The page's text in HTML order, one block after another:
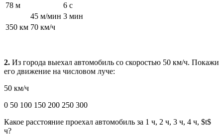
78 м
6 с
45 м/мин 3 мин
350 км 70 км/ч
2. Из города выехал автомобиль со скоростью 50 км/ч. Покажи
его движение на числовом луче:
50 км/ч
0 50 100 150 200 250 300
Какое расстояние проехал автомобиль за 1 ч, 2 ч, 3 ч, 4 ч, $t$
ч?